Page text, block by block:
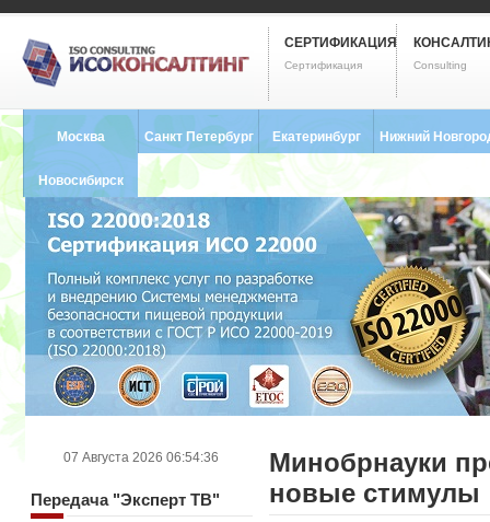
СЕРТИФИКАЦИЯ
Сертификация Consulting
Москва Санкт Петербург
8 (812) 748-2493
Екатеринбург
8 (343) 237-2593
Нижний
Новосибирск
8 (383) 227-8449
Минобрнауки
новые стимулы
07 Августа 2026 06:54:36
Передача"Эксперт ТВ"